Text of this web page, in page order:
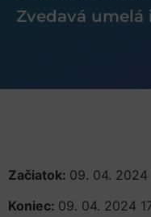
Zvedavá
Začiatok: 09. 04. 2024
Koniec: 09. 04. 2024